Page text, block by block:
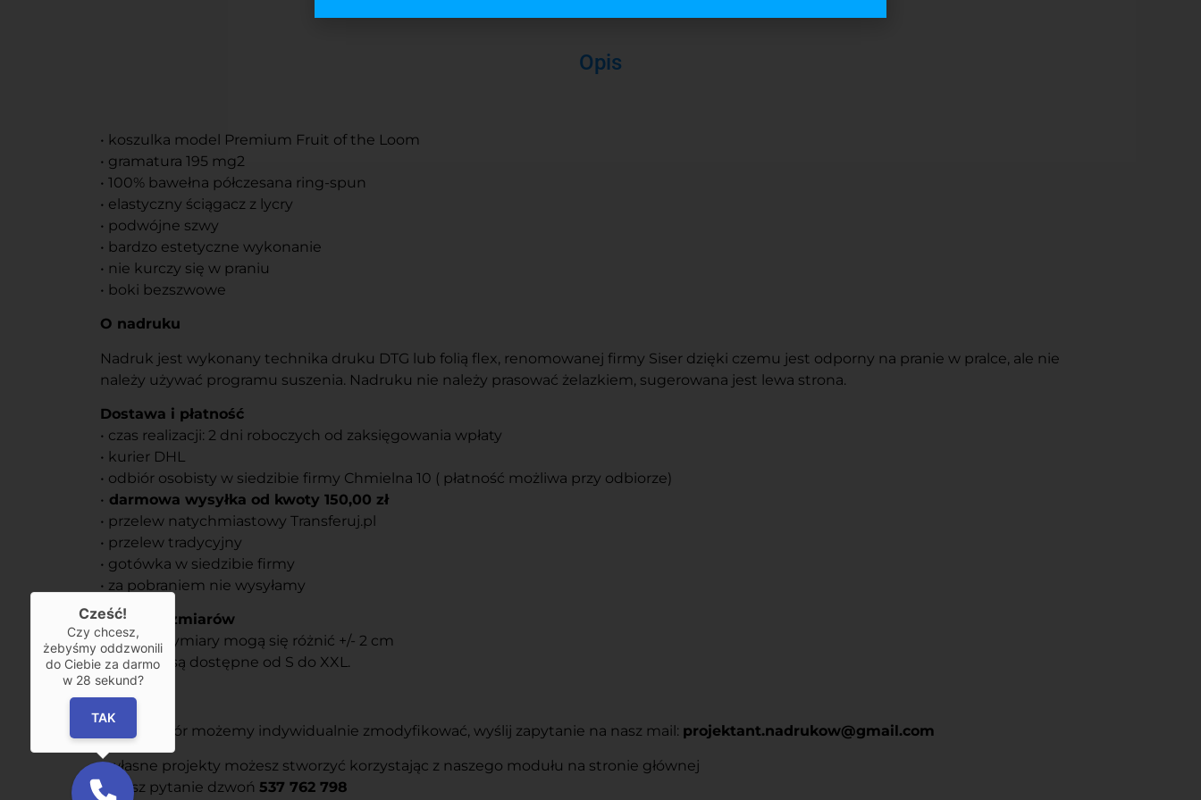
Opis
• koszulka model Premium Fruit of the Loom
• gramatura 195 mg2
• 100% bawełna półczesana ring-spun
• elastyczny ściągacz z lycry
• podwójne szwy
• bardzo estetyczne wykonanie
• nie kurczy się w praniu
• boki bezszwowe
O nadruku
Nadruk jest wykonany technika druku DTG lub folią flex, renomowanej firmy Siser dzięki czemu jest odporny na pranie w pralce, ale nie
należy używać programu suszenia. Nadruku nie należy prasować żelazkiem, sugerowana jest lewa strona.
Dostawa i płatność
• czas realizacji: 2 dni roboczych od zaksięgowania wpłaty
• kurier DHL
• odbiór osobisty w siedzibie firmy Chmielna 10 ( płatność możliwa przy odbiorze)
• darmowa wysyłka od kwoty 150,00 zł
• przelew natychmiastowy Transferuj.pl
• przelew tradycyjny
• gotówka w siedzibie firmy
• za pobraniem nie wysyłamy
Tabela rozmiarów
Podane wymiary mogą się różnić +/- 2 cm
Rozmiary są dostępne od S do XXL.
Usługi
• każdy wzór możemy indywidualnie zmodyfikować, wyślij zapytanie na nasz mail: projektant.nadrukow@gmail.com
• własne projekty możesz stworzyć korzystając z naszego modułu na stronie głównej
• masz pytanie dzwoń 537 762 798
Cześć!
Czy chcesz,
żebyśmy oddzwonili
do Ciebie za darmo
w 28 sekund?
TAK